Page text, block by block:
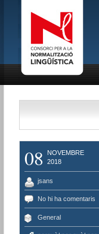
08
NOVEMBRE
2018
jsans
No hi ha comentaris
General